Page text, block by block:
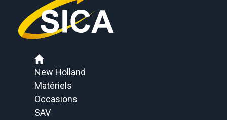
New Holland
Matériels
Occasions
SAV